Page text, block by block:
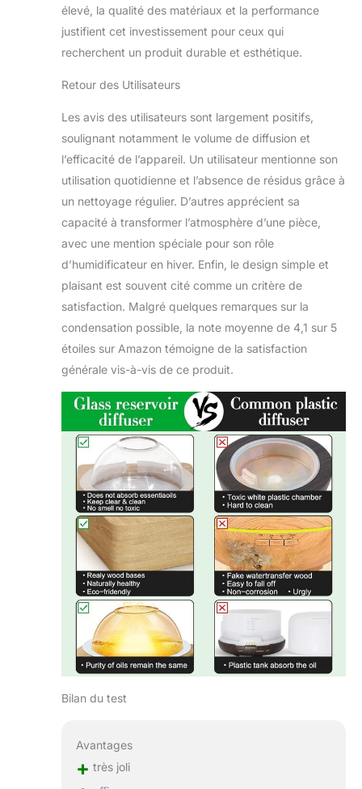
une touche, facile à
utiliser. Boutons
classiques plaqués
or. 4 réglages de
1 heure, 3 heures, 6
heures et toujours
pouvez profiter d'un
moment paresseux
et relaxant dans
votre maison, salon,
chambre, salle de
bain, bureau, hôtel,
café, studio, yoga,
pilates, salle de
enfants, salle de
sport ou spa.
Multifonction : le
diffuseur
verre a les fonctions
de brouillard,
minuterie,
atténuation et aide
au sommeil. Cadeau
tendance
compatible qui
intègre le réglage de
la minuterie,
diffuseur en verre
pour huile
essentielle, lumière
chaude de flamme
et humidificateur.
Utilisé pour hydrater
la peau, soulager le
stress, calmer
élevé, la qualité des matériaux et la performance
justifient cet investissement pour ceux qui
recherchent un produit durable et esthétique.
Retour des Utilisateurs
Les avis des utilisateurs sont largement positifs,
soulignant notamment le volume de diffusion et
l’efficacité de l’appareil. Un utilisateur mentionne son
utilisation quotidienne et l’absence de résidus grâce à
un nettoyage régulier. D’autres apprécient sa
capacité à transformer l’atmosphère d’une pièce,
avec une mention spéciale pour son rôle
d’humidificateur en hiver. Enfin, le design simple et
plaisant est souvent cité comme un critère de
satisfaction. Malgré quelques remarques sur la
condensation possible, la note moyenne de 4,1 sur 5
étoiles sur Amazon témoigne de la satisfaction
générale vis-à-vis de ce produit.
Bilan du test
Avantages
+ très joli